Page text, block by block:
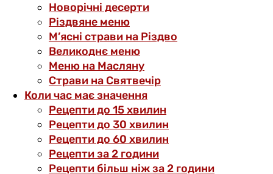
Новорічні десерти
Різдвяне меню
М’ясні страви на Різдво
Великоднє меню
Меню на Масляну
Страви на Святвечір
Коли час має значення
Рецепти до 15 хвилин
Рецепти до 30 хвилин
Рецепти до 60 хвилин
Рецепти за 2 години
Рецепти більш ніж за 2 години